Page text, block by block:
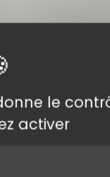
le
activer